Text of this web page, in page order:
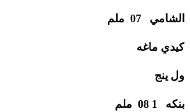
الشامي 07 ملم
كيدي ماغه
ول ينج
بنكه 1 08 ملم